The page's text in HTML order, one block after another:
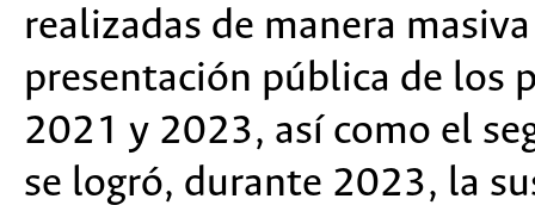
realizadas de manera
presentación pública de los
2021 y 2023, así como el
se logró, durante 2023, la